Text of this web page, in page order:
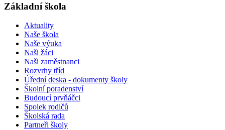
Základní škola
Aktuality
Naše škola
Naše výuka
Naši žáci
Naši zaměstnanci
Rozvrhy tříd
Úřední deska - dokumenty školy
Školní poradenství
Budoucí prvňáčci
Spolek rodičů
Školská rada
Partneři školy